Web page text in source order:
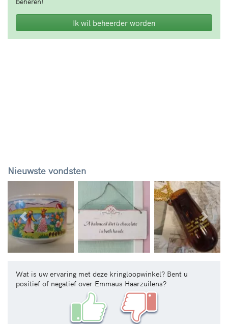
Ik wil beheerder worden
Nieuwste vondsten
Vorige
Wat is uw ervaring met deze kringloopwinkel? Bent u
positief of negatief over Emmaus Haarzuilens?